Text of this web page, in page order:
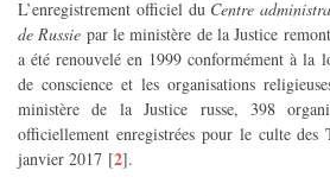
L’enregistrement officiel du Centre
de Russie par le ministère de la Justice
a été renouvelé en 1999 conformément à
de conscience et les organisations
ministère de la Justice russe, 398
officiellement enregistrées pour le culte des
janvier 2017 [2].